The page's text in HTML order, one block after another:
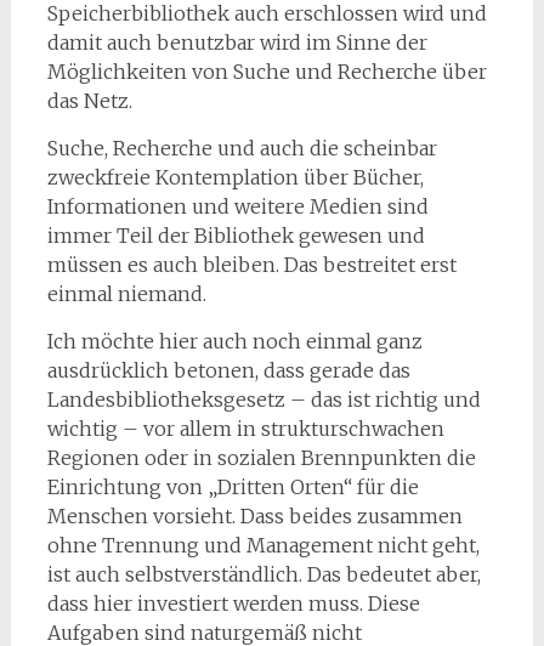
Speicherbibliothek auch erschlossen wird und
damit auch benutzbar wird im Sinne der
Möglichkeiten von Suche und Recherche über
das Netz.
Suche, Recherche und auch die scheinbar
zweckfreie Kontemplation über Bücher,
Informationen und weitere Medien sind
immer Teil der Bibliothek gewesen und
müssen es auch bleiben. Das bestreitet erst
einmal niemand.
Ich möchte hier auch noch einmal ganz
ausdrücklich betonen, dass gerade das
Landesbibliotheksgesetz – das ist richtig und
wichtig – vor allem in strukturschwachen
Regionen oder in sozialen Brennpunkten die
Einrichtung von „Dritten Orten“ für die
Menschen vorsieht. Dass beides zusammen
ohne Trennung und Management nicht geht,
ist auch selbstverständlich. Das bedeutet aber,
dass hier investiert werden muss. Diese
Aufgaben sind naturgemäß nicht